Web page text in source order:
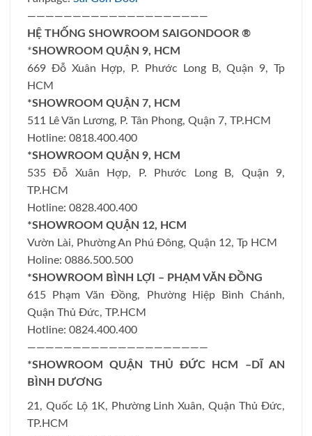
————————————————————
HỆ THỐNG SHOWROOM SAIGONDOOR ®
*SHOWROOM QUẬN 9, HCM
669 Đỗ Xuân Hợp, P. Phước Long B, Quận 9, Tp
HCM
*SHOWROOM QUẬN 7, HCM
511 Lê Văn Lương, P. Tân Phong, Quận 7, TP.HCM
Hotline: 0818.400.400
*SHOWROOM QUẬN 9, HCM
535 Đỗ Xuân Hợp, P. Phước Long B, Quận 9,
TP.HCM
Hotline: 0828.400.400
*SHOWROOM QUẬN 12, HCM
Vườn Lài, Phường An Phú Đông, Quận 12, Tp HCM
Holine: 0886.500.500
*SHOWROOM BÌNH LỢI – PHẠM VĂN ĐỒNG
615 Phạm Văn Đồng, Phường Hiệp Bình Chánh,
Quận Thủ Đức, TP.HCM
Hotline: 0824.400.400
————————————————————
*SHOWROOM QUẬN THỦ ĐỨC HCM –DĨ AN
BÌNH DƯƠNG
21, Quốc Lộ 1K, Phường Linh Xuân, Quận Thủ Đức,
TP.HCM